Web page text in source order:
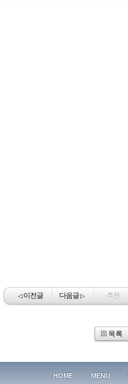
◁이전글 다음글▷ 추천
목록
HOME MENU